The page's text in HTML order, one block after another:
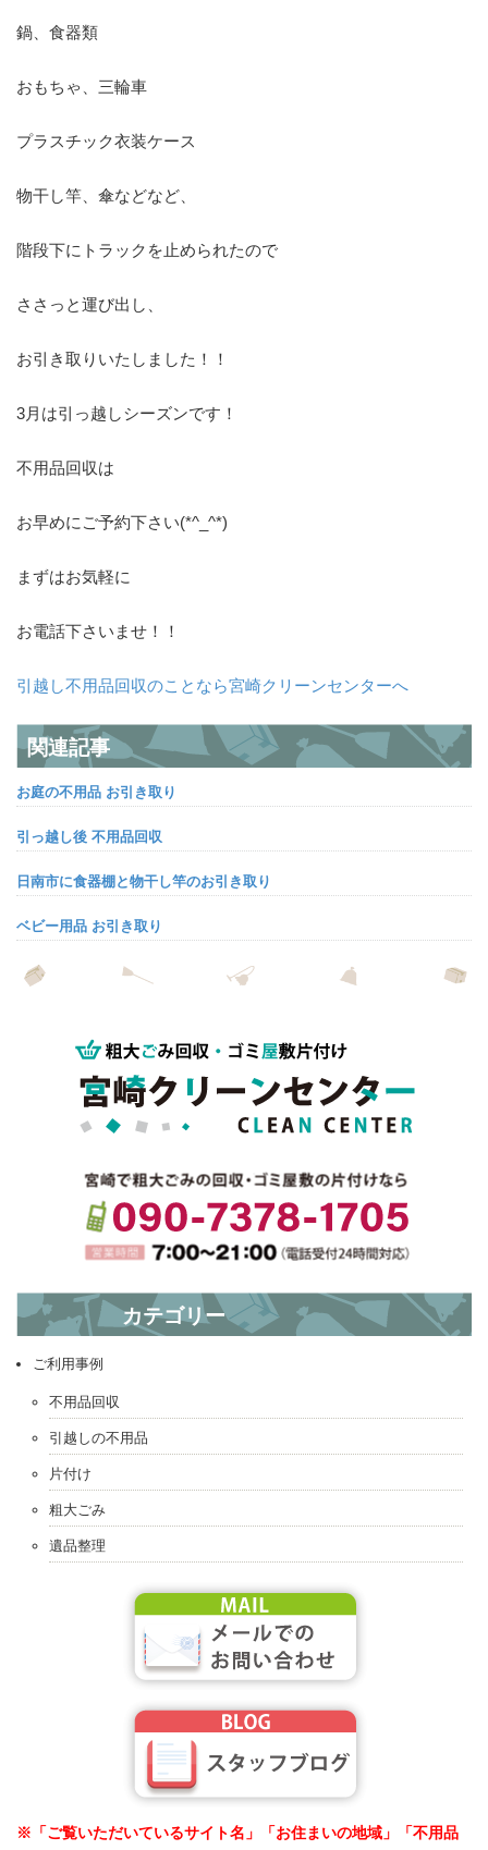
鍋、食器類
おもちゃ、三輪車
プラスチック衣装ケース
物干し竿、傘などなど、
階段下にトラックを止められたので
ささっと運び出し、
お引き取りいたしました！！
3月は引っ越しシーズンです！
不用品回収は
お早めにご予約下さい(*^_^*)
まずはお気軽に
お電話下さいませ！！
引越し不用品回収のことなら宮崎クリーンセンターへ
関連記事
お庭の不用品 お引き取り
引っ越し後 不用品回収
日南市に食器棚と物干し竿のお引き取り
ベビー用品 お引き取り
? 店舗 不用品処分
ベッドフレーム マットレス お引き取り ?
カテゴリー
ご利用事例
不用品回収
引越しの不用品
片付け
粗大ごみ
遺品整理
※「ご覧いただいているサイト名」「お住まいの地域」「不用品